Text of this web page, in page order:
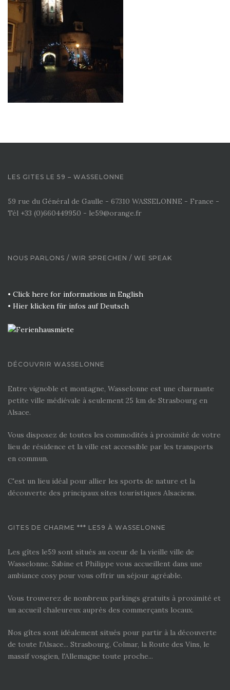
LES GITES LE 59 – WASSELONNE
59 rue du Général de Gaulle - 67310 WASSELONNE - France -
Tél +33 (0)660449950 - le59@orange.fr
NOUS PARLONS / WIR SPRECHEN / WE SPEAK
• Click here for informations in English
• Hier klicken für infos auf Deutsch
DÉCOUVRIR WASSELONNE
Entre vignoble et montagne, Wasselonne est une charmante
petite ville médiévale à seulement 25 km de Strasbourg en
Alsace.
Vous disposez de toutes les commodités à proximité de votre
lieu de résidence et la ville est accessible par les transports
en commun.
C'est un lieu idéal pour allier les sports de nature et la
découverte des principaux sites touristiques Alsaciens.
GITES DE CHARME *** LE59 À WASSELONNE
Les gîtes le59 sont situés au coeur de la vieille ville de
Wasselonne. Sabine et Philippe vous accueillent dans une
ambiance cosy pour vous offrir un séjour agréable.
Vous trouverez de nombreux parkings gratuits à proximité et
un accueil chaleureux auprès des commerçants locaux.
Nos gîtes sont idéalement situés pour partir à la découverte
de toute l'Alsace... Strasbourg, Colmar, la Route des Vins, le
massif vosgien, l'Allemagne toute proche...